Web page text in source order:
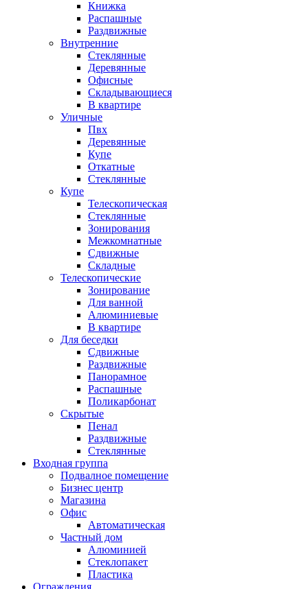
Книжка
Распашные
Раздвижные
Внутренние
Стеклянные
Деревянные
Офисные
Складывающиеся
В квартире
Уличные
Пвх
Деревянные
Купе
Откатные
Стеклянные
Купе
Телескопическая
Стеклянные
Зонирования
Межкомнатные
Сдвижные
Складные
Телескопические
Зонирование
Для ванной
Алюминиевые
В квартире
Для беседки
Сдвижные
Раздвижные
Панорамное
Распашные
Поликарбонат
Скрытые
Пенал
Раздвижные
Стеклянные
Входная группа
Подвалное помещение
Бизнес центр
Магазина
Офис
Автоматическая
Частный дом
Алюминией
Стеклопакет
Пластика
Ограждения